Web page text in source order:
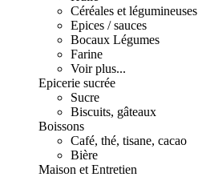
Céréales et légumineuses
Epices / sauces
Bocaux Légumes
Farine
Voir plus...
Epicerie sucrée
Sucre
Biscuits, gâteaux
Boissons
Café, thé, tisane, cacao
Bière
Maison et Entretien